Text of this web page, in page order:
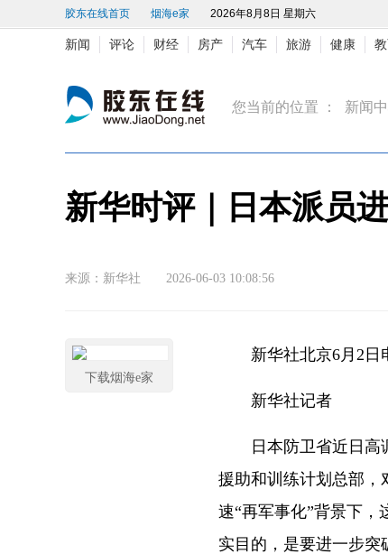
胶东在线首页 烟海e家 2026年8月8日 星期六
新闻 评论 财经 房产 汽车 旅游 健康
您当前的位置 ： 新闻
新华时评｜日本派员
来源：新华社 2026-06-03 10:08:56
新华社北京6月2
新华社记者
日本防卫省近日高调
援助和训练计划总部，
速“再军事化”背景下，
实目的，是要进一步突
下载烟海e家